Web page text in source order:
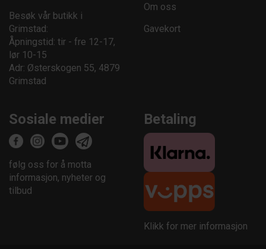
Besøk vår butikk i
Grimstad:
Åpningstid: tir - fre 12-17,
lør 10-15
Adr: Østerskogen 55, 4879
Grimstad
Om oss
Gavekort
Sosiale medier
følg oss for å motta
informasjon, nyheter og
tilbud
Betaling
Klikk for mer informasjon